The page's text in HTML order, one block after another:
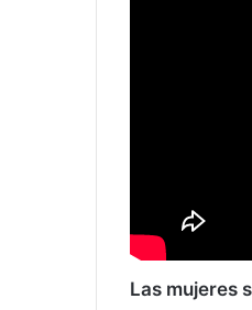
Las mujeres